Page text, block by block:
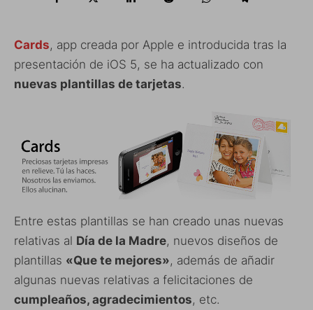
Cards, app creada por Apple e introducida tras la
presentación de iOS 5, se ha actualizado con
nuevas plantillas de tarjetas.
Entre estas plantillas se han creado unas nuevas
relativas al Día de la Madre, nuevos diseños de
plantillas «Que te mejores», además de añadir
algunas nuevas relativas a felicitaciones de
cumpleaños, agradecimientos, etc.